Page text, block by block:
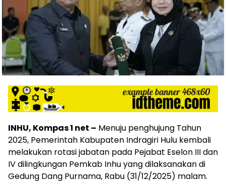
INHU, Kompas 1 net – Menuju penghujung Tahun
2025, Pemerintah Kabupaten Indragiri Hulu kembali
melakukan rotasi jabatan pada Pejabat Eselon III dan
IV dilingkungan Pemkab Inhu yang dilaksanakan di
Gedung Dang Purnama, Rabu (31/12/2025) malam.